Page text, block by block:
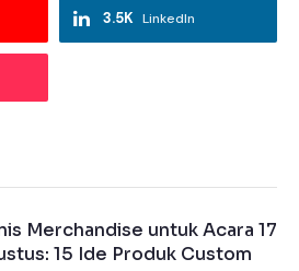
LinkedIn
3.5K
Merchandise untuk Acara 17
15 Ide Produk Custom